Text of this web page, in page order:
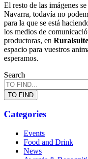
El resto de las imágenes
Navarra, todavía no
para la que se está
los medios de
productoras, en
espacio para vuestros
esperamos.
Search
TO FIND
Categories
Events
Food and Drink
News